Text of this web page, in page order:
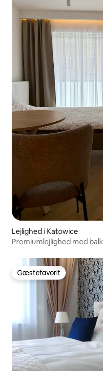
Lejlighed i Katowice
Premiumlejlighed med
Gæstefavorit
Gæstefavorit